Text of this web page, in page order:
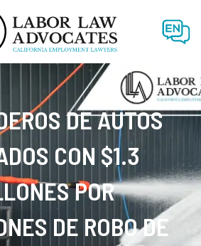
EN
DE AUTOS
CON $1.3
POR
DE ROBO DE